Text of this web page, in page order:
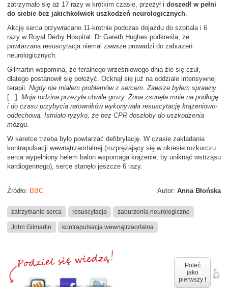
zatrzymało się aż 17 razy w krótkim czasie, przeżył i doszedł w pełni
do siebie bez jakichkolwiek uszkodzeń neurologicznych.
Akcję serca przywracano 11-krotnie podczas dojazdu do szpitala i 6
razy w Royal Derby Hospital. Dr Gareth Hughes podkreśla, że
powtarzana resuscytacja niemal zawsze prowadzi do zaburzeń
neurologicznych.
Gilmartin wspomina, że feralnego wrześniowego dnia źle się czuł,
dlatego postanowił się położyć. Ocknął się już na oddziale intensywnej
terapii. Nigdy nie miałem problemów z sercem. Zawsze byłem sprawny
[...]. Moja rodzina przeżyła chwile grozy. Żona zsunęła mnie na podłogę
i do czasu przybycia ratowników wykonywała resuscytację krążeniowo-
oddechową. Istniało ryzyko, że bez CPR doszłoby do uszkodzenia
mózgu.
W karetce trzeba było powtarzać defibrylację. W czasie zakładania
kontrapulsacji wewnątrzaortalnej (rozprężający się w okresie rozkurczu
serca wypełniony helem balon wspomaga krążenie, by uniknąć wstrząsu
kardiogennego), serce stanęło jeszcze 6 razy.
Autor: Anna Błońska
Źródło: BBC
zatrzymanie serca resuscytacja zaburzenia neurologiczne
John Gilmartin kontrapulsacja wewnątrzaortalna
Poleć
jako
pierwszy !